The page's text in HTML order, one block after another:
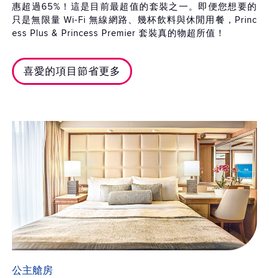
惠超過65%！這是目前最超值的套裝之一。即便您想要的
只是無限量 Wi-Fi 無線網路、幾杯飲料與休閒用餐，Princ
ess Plus & Princess Premier 套裝真的物超所值！
喜愛的項目節省更多
公主艙房